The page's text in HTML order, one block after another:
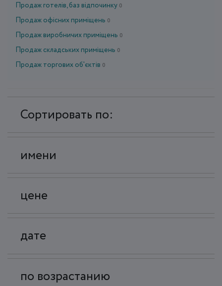
Продаж готелів, баз відпочинку 0
Продаж офісних приміщень 0
Продаж виробничих приміщень 0
Продаж складських приміщень 0
Продаж торгових об'єктів 0
Сортировать по:
имени
цене
дате
по возрастанию